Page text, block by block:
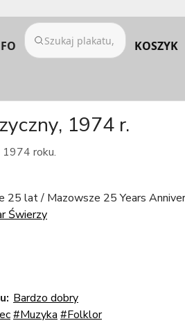
KOSZYK
1974 r.
1974 roku.
25 lat / Mazowsze 25 Years
Świerzy
Bardzo dobry
#Muzyka #Folklor